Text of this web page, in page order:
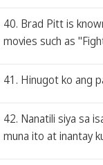
40. Brad Pitt is
movies such as
41. Hinugot ko ang
42. Nanatili siya sa
muna ito at inantay